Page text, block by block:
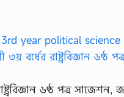
৬ষ্ঠ পত্র সাজেশন,